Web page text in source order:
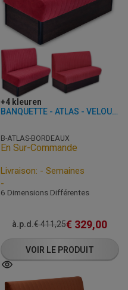
+4 kleuren
BANQUETTE - ATLAS - VELOURS
B-ATLAS-BORDEAUX
En Sur-Commande
Livraison: - Semaines
-
6 Dimensions Différentes
à.p.d.€411,25€ 329,00
VOIR LE PRODUIT